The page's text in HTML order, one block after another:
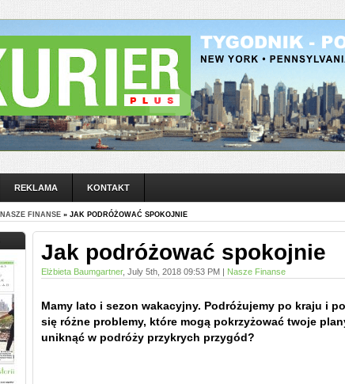
REKLAMA KONTAKT
NASZE FINANSE » JAK PODRÓŻOWAĆ SPOKOJNIE
Jak podróżować spokojnie
Elżbieta Baumgartner, July 5th, 2018 09:53 PM | Nasze Finanse
Mamy lato i sezon wakacyjny. Podróżujemy po kraju i
się różne problemy, które mogą pokrzyżować twoje
uniknąć w podróży przykrych przygód?